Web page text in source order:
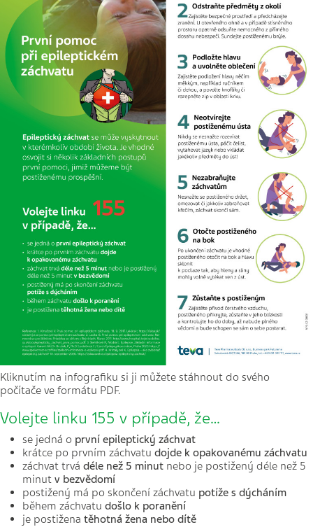
Kliknutím na infografiku si ji můžete stáhnout do svého
počítače ve formátu PDF.
Volejte linku 155 v případě, že…
se jedná o první epileptický záchvat
krátce po prvním záchvatu dojde k opakovanému záchvatu
záchvat trvá déle než 5 minut nebo je postižený déle než 5
minut v bezvědomí
postižený má po skončení záchvatu potíže s dýcháním
během záchvatu došlo k poranění
je postižena těhotná žena nebo dítě